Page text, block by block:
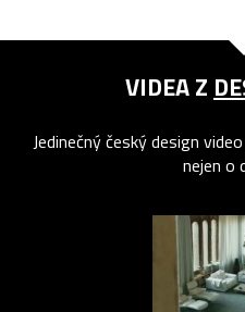
VIDEA Z
Jedinečný český design
nejen o